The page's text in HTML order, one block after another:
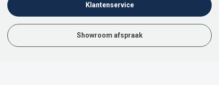
Klantenservice
Showroom afspraak